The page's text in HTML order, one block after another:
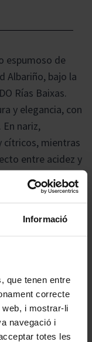
Informació
que tenen entre
correcte
i mostrar-li
navegació i
totes les
espumoso de
Albariño, bajo la
Rías Baixas.
y elegancia, con
nariz,
cítricos, mientras
entre acidez y
el año 2005 por
productores de
se